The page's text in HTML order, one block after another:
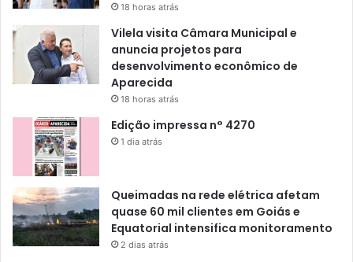
18 horas atrás
Vilela visita Câmara Municipal e
anuncia projetos para
desenvolvimento econômico de
Aparecida
18 horas atrás
Edição impressa n° 4270
1 dia atrás
Queimadas na rede elétrica afetam
quase 60 mil clientes em Goiás e
Equatorial intensifica monitoramento
2 dias atrás